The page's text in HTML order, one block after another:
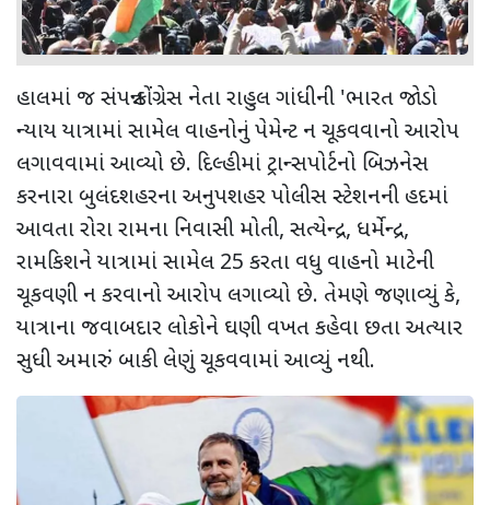
હાલમાં જ સંપન્ન કોંગ્રેસ નેતા રાહુલ ગાંધીની 'ભારત જોડો
ન્યાય યાત્રામાં સામેલ વાહનોનું પેમેન્ટ ન ચૂકવવાનો આરોપ
લગાવવામાં આવ્યો છે. દિલ્હીમાં ટ્રાન્સપોર્ટનો બિઝનેસ
કરનારા બુલંદશહરના અનુપશહર પોલીસ સ્ટેશનની હદમાં
આવતા રોરા રામના નિવાસી મોતી, સત્યેન્દ્ર, ધર્મેન્દ્ર,
રામકિશને યાત્રામાં સામેલ 25 કરતા વધુ વાહનો માટેની
ચૂકવણી ન કરવાનો આરોપ લગાવ્યો છે. તેમણે જણાવ્યું કે,
યાત્રાના જવાબદાર લોકોને ઘણી વખત કહેવા છતા અત્યાર
સુધી અમારું બાકી લેણું ચૂકવવામાં આવ્યું નથી.